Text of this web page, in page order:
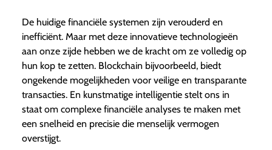
De huidige financiële systemen zijn verouderd en
inefficiënt. Maar met deze innovatieve technologieën
aan onze zijde hebben we de kracht om ze volledig op
hun kop te zetten. Blockchain bijvoorbeeld, biedt
ongekende mogelijkheden voor veilige en transparante
transacties. En kunstmatige intelligentie stelt ons in
staat om complexe financiële analyses te maken met
een snelheid en precisie die menselijk vermogen
overstijgt.